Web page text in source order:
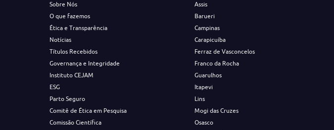
Sobre Nós
O que fazemos
Ética e Transparência
Notícias
Títulos Recebidos
Governança e Integridade
Instituto CEJAM
ESG
Parto Seguro
Comitê de Ética em Pesquisa
Comissão Científica
Assis
Barueri
Campinas
Carapicuíba
Ferraz de Vasconcelos
Franco da Rocha
Guarulhos
Itapevi
Lins
Mogi das Cruzes
Osasco